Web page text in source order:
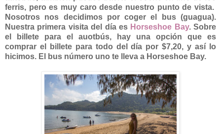
ferris, pero es muy caro desde nuestro punto de vista.
Nosotros nos decidimos por coger el bus (guagua).
Nuestra primera visita del día es Horseshoe Bay. Sobre
el billete para el auotbús, hay una opción que es
comprar el billete para todo del día por $7,20, y así lo
hicimos. El bus número uno te lleva a Horseshoe Bay.